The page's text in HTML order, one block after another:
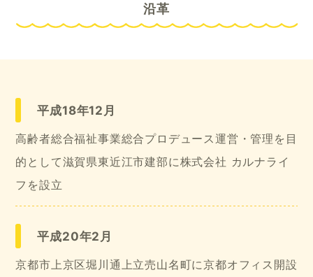
沿革
平成18年12月
高齢者総合福祉事業総合プロデュース運営・管理を目
的として滋賀県東近江市建部に株式会社 カルナライ
フを設立
平成20年2月
京都市上京区堀川通上立売山名町に京都オフィス開設